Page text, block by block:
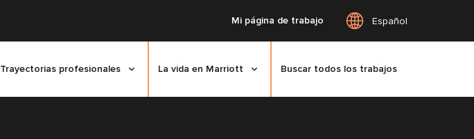
Mi página de trabajo Español
Trayectorias profesionales La vida en Marriott Buscar todos los trabajos